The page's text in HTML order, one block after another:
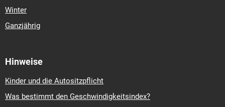
Winter
Ganzjährig
Hinweise
Kinder und die Autositzpflicht
Was bestimmt den Geschwindigkeitsindex?